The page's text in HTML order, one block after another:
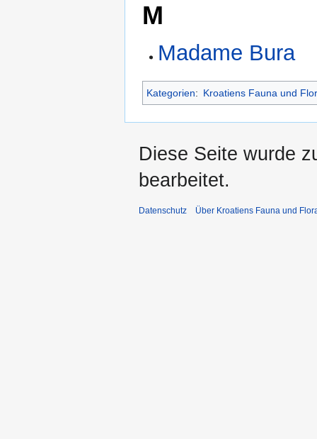
M
Madame Bura
Kategorien: Kroatiens Fauna und
Diese Seite wurde
bearbeitet.
Datenschutz Über Kroatiens Fauna und